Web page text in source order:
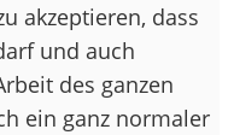
akzeptieren, dass
und auch
des ganzen
ein ganz normaler